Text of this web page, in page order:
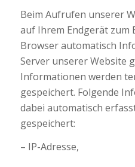
Beim Aufrufen unserer
auf Ihrem Endgerät zum
Browser automatisch
Server unserer Website
Informationen werden
gespeichert. Folgende
dabei automatisch
gespeichert:
– IP-Adresse,